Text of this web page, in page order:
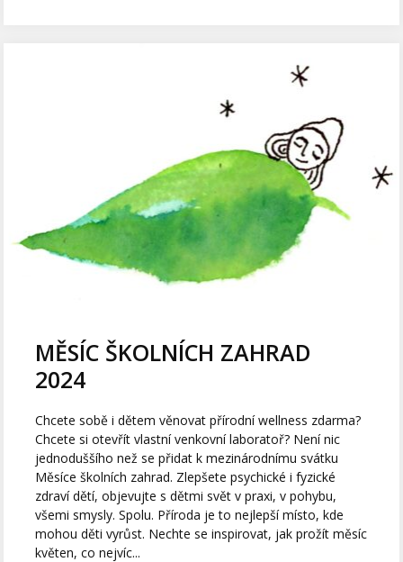
MĚSÍC ŠKOLNÍCH ZAHRAD
2024
Chcete sobě i dětem věnovat přírodní wellness zdarma?
Chcete si otevřít vlastní venkovní laboratoř? Není nic
jednoduššího než se přidat k mezinárodnímu svátku
Měsíce školních zahrad. Zlepšete psychické i fyzické
zdraví dětí, objevujte s dětmi svět v praxi, v pohybu,
všemi smysly. Spolu. Příroda je to nejlepší místo, kde
mohou děti vyrůst. Nechte se inspirovat, jak prožít měsíc
květen, co nejvíc...